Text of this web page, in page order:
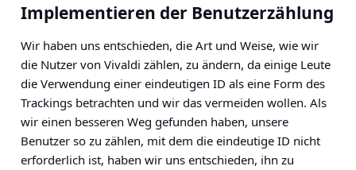
Implementieren der Benutzerzählung
Wir haben uns entschieden, die Art und Weise, wie wir
die Nutzer von Vivaldi zählen, zu ändern, da einige Leute
die Verwendung einer eindeutigen ID als eine Form des
Trackings betrachten und wir das vermeiden wollen. Als
wir einen besseren Weg gefunden haben, unsere
Benutzer so zu zählen, mit dem die eindeutige ID nicht
erforderlich ist, haben wir uns entschieden, ihn zu